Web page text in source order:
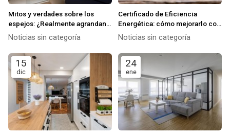
Mitos y verdades sobre los
espejos: ¿Realmente agrandan
el espacio?
Noticias sin categoría
Certificado de Eficiencia
Energética: cómo mejorarlo con
una buena reforma
Noticias sin categoría
15
dic
24
ene